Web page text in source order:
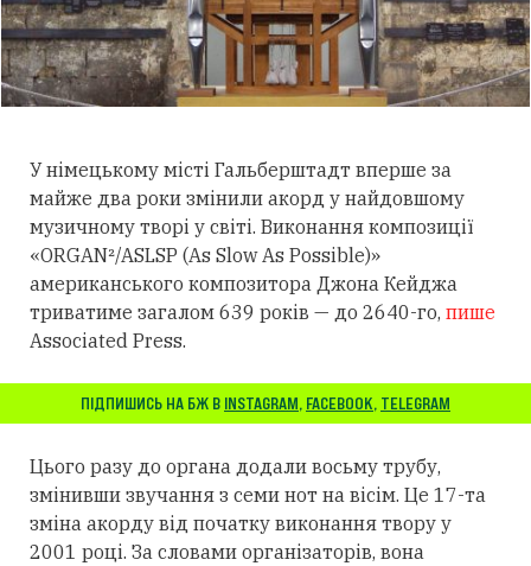
У німецькому місті Гальберштадт вперше за
майже два роки змінили акорд у найдовшому
музичному творі у світі. Виконання композиції
«ORGAN²/ASLSP (As Slow As Possible)»
американського композитора Джона Кейджа
триватиме загалом 639 років — до 2640-го, пише
Associated Press.
ПІДПИШИСЬ НА БЖ В INSTAGRAM, FACEBOOK, TELEGRAM
Цього разу до органа додали восьму трубу,
змінивши звучання з семи нот на вісім. Це 17-та
зміна акорду від початку виконання твору у
2001 році. За словами організаторів, вона